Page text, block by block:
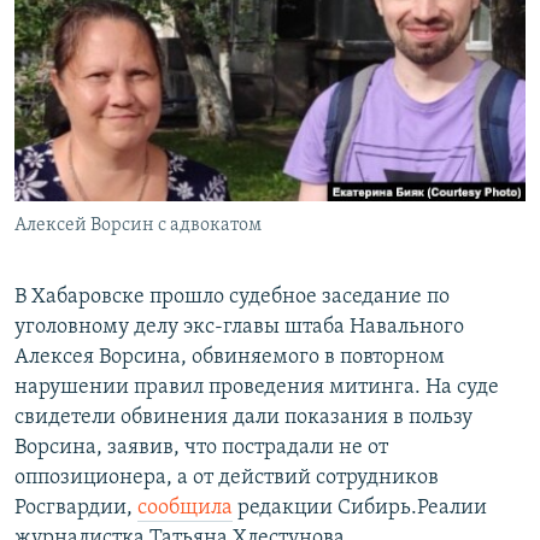
РАСПИСАНИЕ ВЕЩАНИЯ
ПОДПИШИТЕСЬ НА РАССЫЛКУ
СОЦИАЛЬНЫЕ СЕТИ
Все сайты РСЕ/РС
Алексей Ворсин с адвокатом
В Хабаровске прошло судебное заседание по
уголовному делу экс-главы штаба Навального
Алексея Ворсина, обвиняемого в повторном
нарушении правил проведения митинга. На суде
свидетели обвинения дали показания в пользу
Ворсина, заявив, что пострадали не от
оппозиционера, а от действий сотрудников
Росгвардии, сообщила редакции Сибирь.Реалии